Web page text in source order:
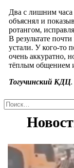
Два с лишним
объяснял и
ротангом,
В результате
устали. У кого-то
очень аккуратно,
тёплым общением
Тогучинский КДЦ.
Найти: